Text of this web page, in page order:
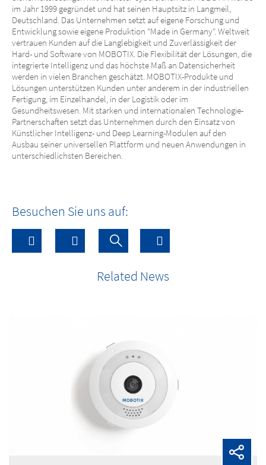
im Jahr 1999 gegründet und hat seinen Hauptsitz in Langmeil,
Deutschland. Das Unternehmen setzt auf eigene Forschung und
Entwicklung sowie eigene Produktion "Made in Germany". Weltweit
vertrauen Kunden auf die Langlebigkeit und Zuverlässigkeit der
Hard- und Software von MOBOTIX. Die Flexibilität der Lösungen, die
integrierte Intelligenz und das höchste Maß an Datensicherheit
werden in vielen Branchen geschätzt. MOBOTIX-Produkte und
Lösungen unterstützen Kunden unter anderem in der industriellen
Fertigung, im Einzelhandel, in der Logistik oder im
Gesundheitswesen. Mit starken und internationalen Technologie-
Partnerschaften setzt das Unternehmen durch den Einsatz von
Künstlicher Intelligenz- und Deep Learning-Modulen auf den
Ausbau seiner universellen Plattform und neuen Anwendungen in
unterschiedlichsten Bereichen.
Besuchen Sie uns auf:
Related News